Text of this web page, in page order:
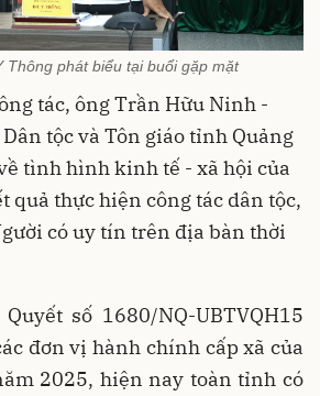
Thông phát biểu tại buổi gặp mặt
tác, ông Trần Hữu Ninh -
Dân tộc và Tôn giáo tỉnh Quảng
tình hình kinh tế - xã hội của
quả thực hiện công tác dân tộc,
có uy tín trên địa bàn thời
số 1680/NQ-UBTVQH15
đơn vị hành chính cấp xã của
2025, hiện nay toàn tỉnh có